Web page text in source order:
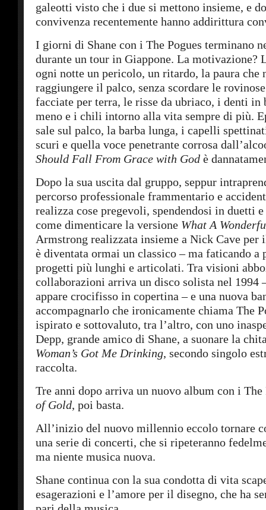
galeotti visto che i due si mettono insieme, e
convivenza recentemente hanno addirittura
I giorni di Shane con i The Pogues terminano
durante un tour in Giappone. La motivazione?
ogni notte un pericolo, un ritardo, la paura che
raggiungere il palco, senza scordare le
facciate per terra, le risse da ubriaco, i denti in
meno e i chili intorno alla vita sempre di più.
sale sul palco, la barba lunga, i capelli
scuri e quella voce penetrante corrosa
Should Fall From Grace with God è
Dopo la sua uscita dal gruppo, seppur
percorso professionale frammentario e
realizza cose pregevoli, spendendosi in duetti
come dimenticare la versione What A
Armstrong realizzata insieme a Nick Cave per
è diventata ormai un classico – ma faticando a
progetti più lunghi e articolati. Tra visioni
collaborazioni arriva un disco solista nel 1994
appare crocifisso in copertina – e una nuova
accompagnarlo che ironicamente chiama The
ispirato e sottovaluto, tra l’altro, con uno
Depp, grande amico di Shane, a suonare la
Woman’s Got Me Drinking, secondo singolo
raccolta.
Tre anni dopo arriva un nuovo album con i The
of Gold, poi basta.
All’inizio del nuovo millennio eccolo tornare
una serie di concerti, che si ripeteranno
ma niente musica nuova.
Shane continua con la sua condotta di vita
esagerazioni e l’amore per il disegno, che ha